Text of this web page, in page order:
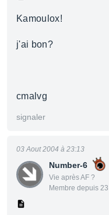
Kamoulox!
j'ai bon?
cmalvg
signaler
Number-6
Vie après AF ?
Membre depuis
03 Aout 2004 à 23:13